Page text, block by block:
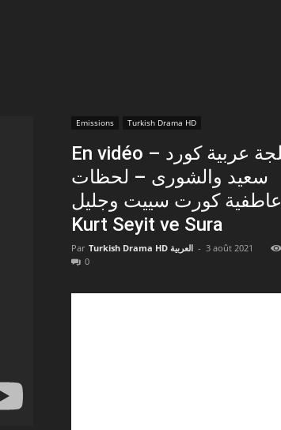
Emissions Turkish Drama HD
En vidéo – دبلجة عربية كورد
سعيد والشورى – لحظات
عاطفية كورت سييت وجليل |
Kurt Seyit ve Sura
Par Turkish Drama HD العربية - 3 août 2021
0